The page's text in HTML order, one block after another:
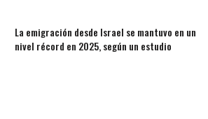
La emigración desde Israel se mantuvo en un
nivel récord en 2025, según un estudio